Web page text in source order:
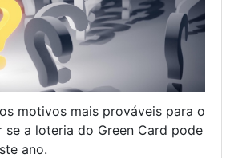
motivos mais prováveis para o
se a loteria do Green Card pode
ano.